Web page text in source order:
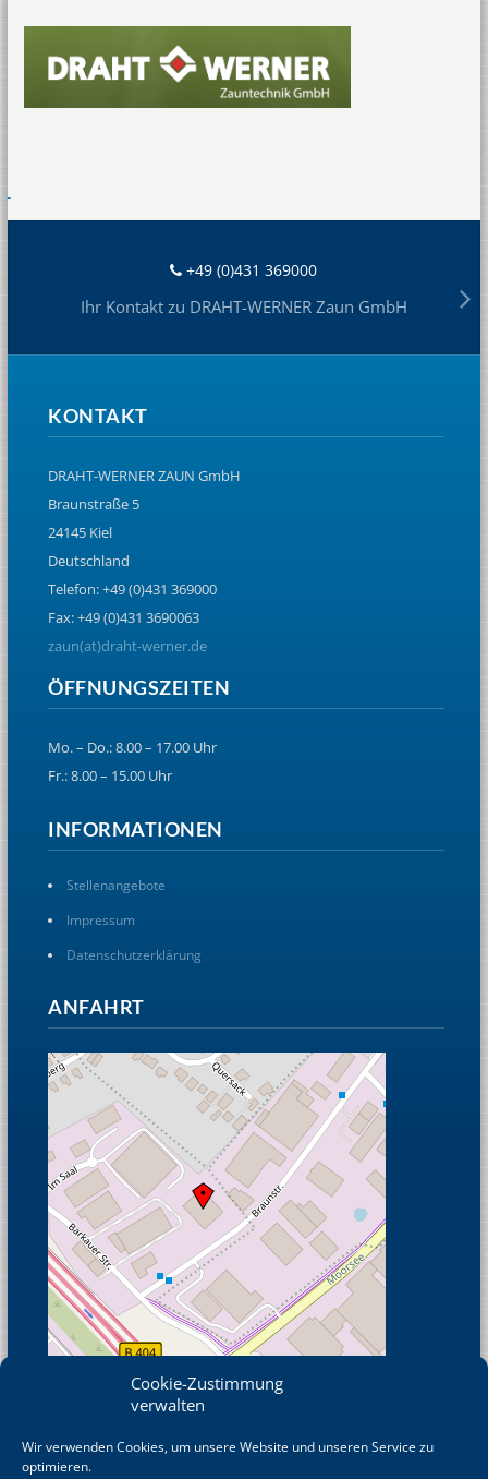
Cookie-Zustimmung
verwalten
Wir verwenden Cookies, um unsere Website und unseren Service zu
optimieren.
+49 (0)431 369000
Ihr Kontakt zu DRAHT-WERNER Zaun GmbH
KONTAKT
DRAHT-WERNER ZAUN GmbH
Braunstraße 5
24145 Kiel
Deutschland
Telefon: +49 (0)431 369000
Fax: +49 (0)431 3690063
zaun(at)draht-werner.de
ÖFFNUNGSZEITEN
Mo. – Do.: 8.00 – 17.00 Uhr
Fr.: 8.00 – 15.00 Uhr
INFORMATIONEN
Stellenangebote
Impressum
Datenschutzerklärung
ANFAHRT
© OpenStreetMap